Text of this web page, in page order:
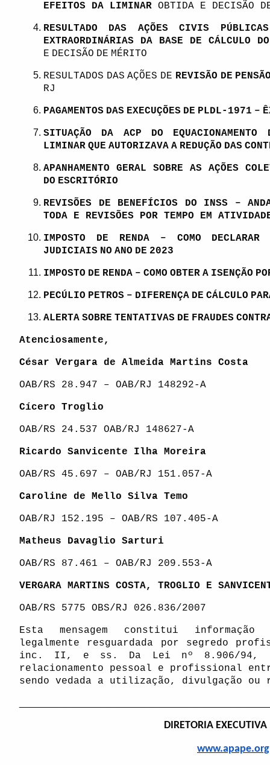
EFEITOS DA LIMINAR OBTIDA E DECISÃO
RESULTADO DAS AÇÕES CIVIS
EXTRAORDINÁRIAS DA BASE DE CÁLCULO
E DECISÃO DE MÉRITO
RESULTADOS DAS AÇÕES DE REVISÃO DE
RJ
PAGAMENTOS DAS EXECUÇÕES DE PLDL-1971 –
SITUAÇÃO DA ACP DO
LIMINAR QUE AUTORIZAVA A REDUÇÃO DAS
APANHAMENTO GERAL SOBRE AS AÇÕES
DO ESCRITÓRIO
REVISÕES DE BENEFÍCIOS DO INSS –
TODA E REVISÕES POR TEMPO EM
IMPOSTO DE RENDA – COMO DECLARAR
JUDICIAIS NO ANO DE 2023
IMPOSTO DE RENDA – COMO OBTER A ISENÇÃO
PECÚLIO PETROS – DIFERENÇA DE CÁLCULO
ALERTA SOBRE TENTATIVAS DE FRAUDES
Atenciosamente,
César Vergara de Almeida Martins Costa
OAB/RS 28.947 – OAB/RJ 148292-A
Cícero Troglio
OAB/RS 24.537 OAB/RJ 148627-A
Ricardo Sanvicente Ilha Moreira
OAB/RS 45.697 – OAB/RJ 151.057-A
Caroline de Mello Silva Temo
OAB/RJ 152.195 – OAB/RS 107.405-A
Matheus Davaglio Sarturi
OAB/RS 87.461 – OAB/RJ 209.553-A
VERGARA MARTINS COSTA, TROGLIO E
OAB/RS 5775 OBS/RJ 026.836/2007
Esta mensagem constitui
legalmente resguardada por segredo
inc. II, e ss. Da Lei nº 8.906/94,
relacionamento pessoal e profissional
sendo vedada a utilização, divulgação ou
DIRETORIA